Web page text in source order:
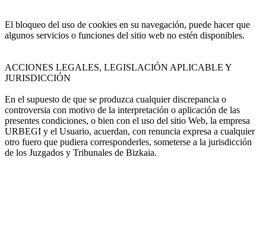
El bloqueo del uso de cookies en su navegación, puede hacer que
algunos servicios o funciones del sitio web no estén disponibles.
ACCIONES LEGALES, LEGISLACIÓN APLICABLE Y
JURISDICCIÓN
En el supuesto de que se produzca cualquier discrepancia o
controversia con motivo de la interpretación o aplicación de las
presentes condiciones, o bien con el uso del sitio Web, la empresa
URBEGI y el Usuario, acuerdan, con renuncia expresa a cualquier
otro fuero que pudiera corresponderles, someterse a la jurisdicción
de los Juzgados y Tribunales de Bizkaia.